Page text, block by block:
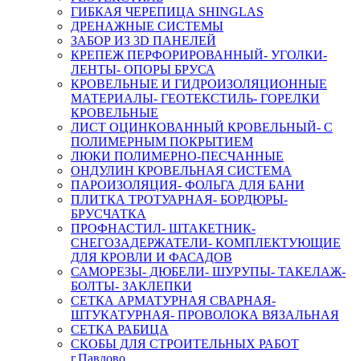
ГИБКАЯ ЧЕРЕПИЦА SHINGLAS
ДРЕНАЖНЫЕ СИСТЕМЫ
ЗАБОР ИЗ 3D ПАНЕЛЕЙ
КРЕПЕЖ ПЕРФОРИРОВАННЫЙ- УГОЛКИ-
ЛЕНТЫ- ОПОРЫ БРУСА
КРОВЕЛЬНЫЕ И ГИДРОИЗОЛЯЦИОННЫЕ
МАТЕРИАЛЫ- ГЕОТЕКСТИЛЬ- ГОРЕЛКИ
КРОВЕЛЬНЫЕ
ЛИСТ ОЦИНКОВАННЫЙ КРОВЕЛЬНЫЙ- С
ПОЛИМЕРНЫМ ПОКРЫТИЕМ
ЛЮКИ ПОЛИМЕРНО-ПЕСЧАННЫЕ
ОНДУЛИН КРОВЕЛЬНАЯ СИСТЕМА
ПАРОИЗОЛЯЦИЯ- ФОЛЬГА ДЛЯ БАНИ
ПЛИТКА ТРОТУАРНАЯ- БОРДЮРЫ-
БРУСЧАТКА
ПРОФНАСТИЛ- ШТАКЕТНИК-
СНЕГОЗАДЕРЖАТЕЛИ- КОМПЛЕКТУЮЩИЕ
ДЛЯ КРОВЛИ И ФАСАДОВ
САМОРЕЗЫ- ДЮБЕЛИ- ШУРУПЫ- ТАКЕЛАЖ-
БОЛТЫ- ЗАКЛЕПКИ
СЕТКА АРМАТУРНАЯ СВАРНАЯ-
ШТУКАТУРНАЯ- ПРОВОЛОКА ВЯЗАЛЬНАЯ
СЕТКА РАБИЦА
СКОБЫ ДЛЯ СТРОИТЕЛЬНЫХ РАБОТ
г.Павлово